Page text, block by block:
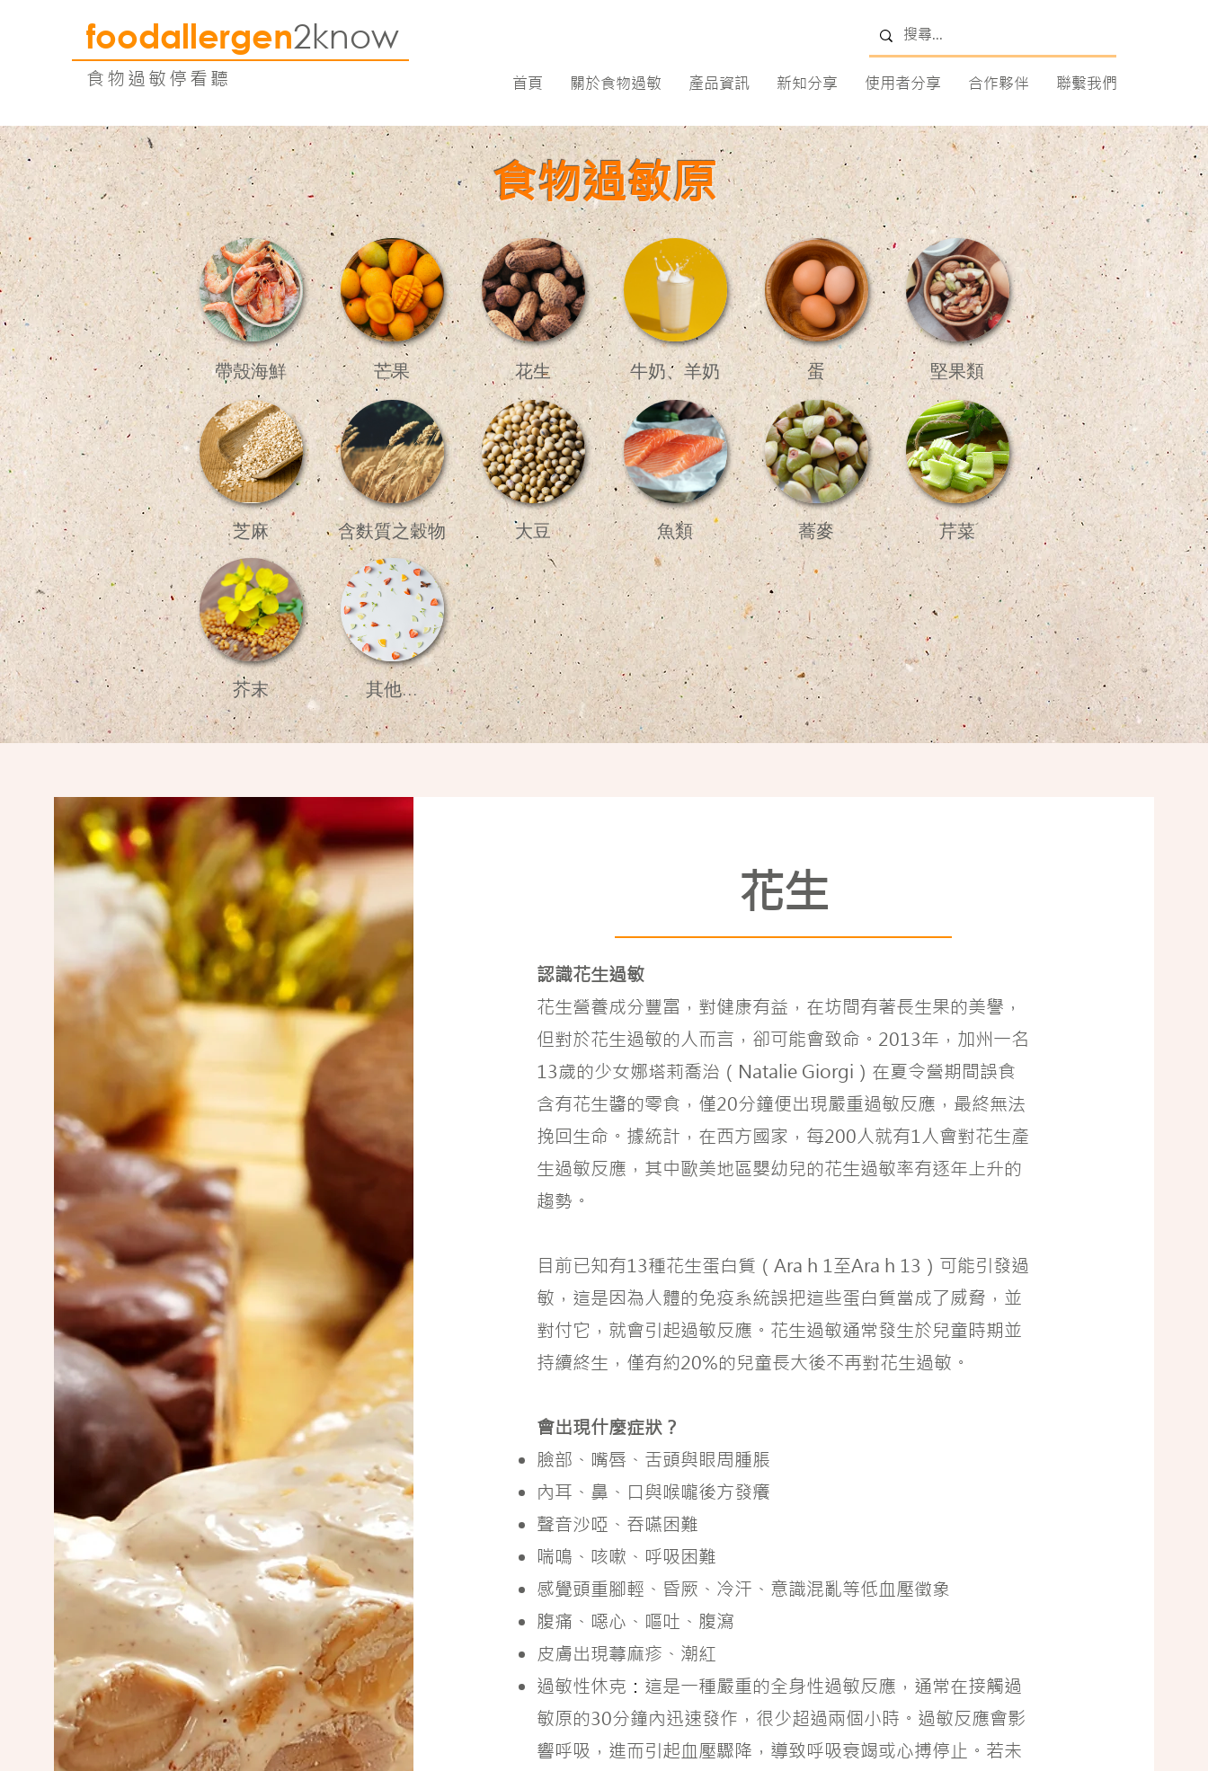
foodallergen2know
食物過敏停看聽 首頁 關於食物過敏 產品資訊 新知分享 使用者分享 合作夥伴 聯繫我們
食物過敏原
帶殼海鮮
芝麻
芥末
芒果
含麩質之穀物
花生
大豆
其他...
牛奶、羊奶
魚類
蛋
蕎麥
堅果類
芹菜
花生
認識花生過敏
花生營養成分豐富，對健康有益，在坊間有著長生果的美譽，
但對於花生過敏的人而言，卻可能會致命。2013年，加州一名
13歲的少女娜塔莉喬治（Natalie Giorgi）在夏令營期間誤食
含有花生醬的零食，僅20分鐘便出現嚴重過敏反應，最終無法
挽回生命。據統計，在西方國家，每200人就有1人會對花生產
生過敏反應，其中歐美地區嬰幼兒的花生過敏率有逐年上升的
趨勢。
目前已知有13種花生蛋白質（Ara h 1至Ara h 13）可能引發過
敏，這是因為人體的免疫系統誤把這些蛋白質當成了威脅，並
對付它，就會引起過敏反應。花生過敏通常發生於兒童時期並
持續終生，僅有約20%的兒童長大後不再對花生過敏。
會出現什麼症狀？
臉部、嘴唇、舌頭與眼周腫脹
內耳、鼻、口與喉嚨後方發癢
聲音沙啞、吞嚥困難
喘鳴、咳嗽、呼吸困難
感覺頭重腳輕、昏厥、冷汗、意識混亂等低血壓徵象
腹痛、噁心、嘔吐、腹瀉
皮膚出現蕁麻疹、潮紅
過敏性休克 ： 這是一種嚴重的全身性過敏反應，通常在接觸過
敏原的30分鐘內迅速發作，很少超過兩個小時。過敏反應會影
響呼吸，進而引起血壓驟降，導致呼吸衰竭或心搏停止。若未